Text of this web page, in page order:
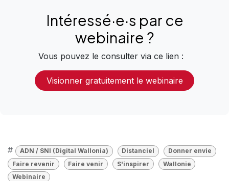
Intéressé·e·s par ce
webinaire ?
Vous pouvez le consulter via ce lien :
Visionner gratuitement le webinaire
# ADN / SNI (Digital Wallonia) Distanciel
Donner envie
Faire revenir
Faire venir S'inspirer
Wallonie
Webinaire